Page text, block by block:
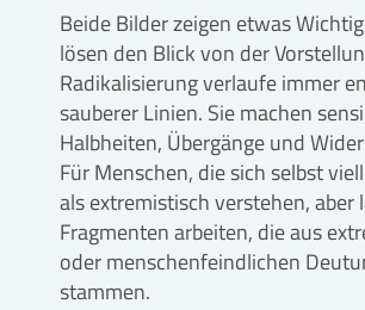
Beide Bilder zeigen etwas
lösen den Blick von der
Radikalisierung verlaufe immer
sauberer Linien. Sie machen
Halbheiten, Übergänge und
Für Menschen, die sich selbst
als extremistisch verstehen, aber
Fragmenten arbeiten, die aus
oder menschenfeindlichen
stammen.